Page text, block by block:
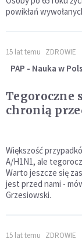
powikłań
15 lat temu ZDROWIE
PAP - Nauka w
Tegoroczne
chronią
Większość
A/H1N1, ale
Warto jeszcze się
jest przed nami -
Grzesiowski.
15 lat temu ZDROWIE